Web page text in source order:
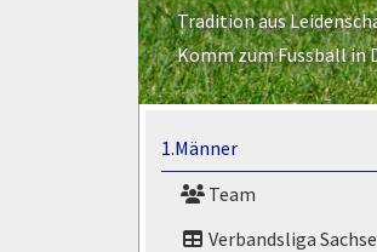
Tradition aus
Komm zum Fussball in
1.Männer
Team
Verbandsliga